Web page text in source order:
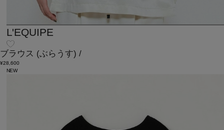
L'EQUIPE
ブラウス (ぶらうす) /
¥28,600
NEW